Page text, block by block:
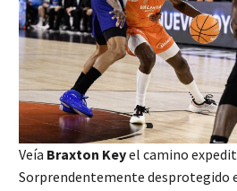
Veía Braxton Keyel camino
Sorprendentemente desprotegido